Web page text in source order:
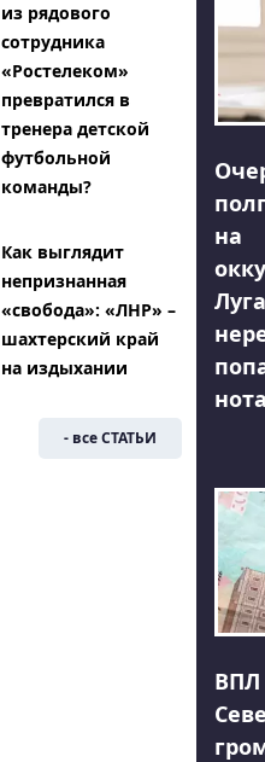
из рядового
сотрудника
«Ростелеком»
превратился в
тренера детской
футбольной
команды?
Как выглядит
непризнанная
«свобода»: «ЛНР» –
шахтерский край
на издыхании
- все СТАТЬИ
на
ВПЛ